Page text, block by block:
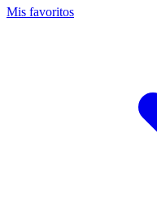
Mis favoritos